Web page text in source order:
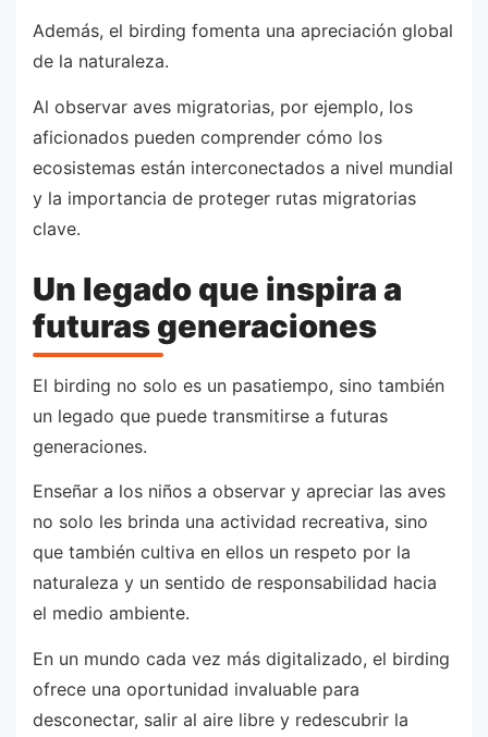
Además, el birding fomenta una apreciación global
de la naturaleza.
Al observar aves migratorias, por ejemplo, los
aficionados pueden comprender cómo los
ecosistemas están interconectados a nivel mundial
y la importancia de proteger rutas migratorias
clave.
Un legado que inspira a
futuras generaciones
El birding no solo es un pasatiempo, sino también
un legado que puede transmitirse a futuras
generaciones.
Enseñar a los niños a observar y apreciar las aves
no solo les brinda una actividad recreativa, sino
que también cultiva en ellos un respeto por la
naturaleza y un sentido de responsabilidad hacia
el medio ambiente.
En un mundo cada vez más digitalizado, el birding
ofrece una oportunidad invaluable para
desconectar, salir al aire libre y redescubrir la